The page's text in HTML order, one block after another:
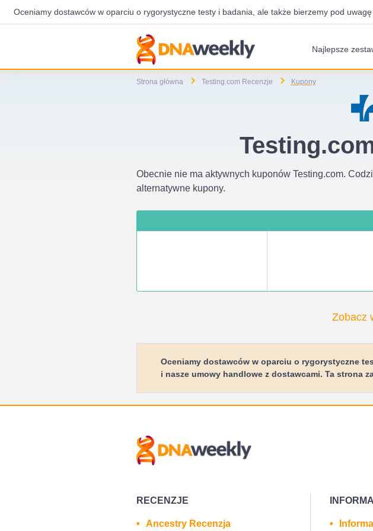
Oceniamy dostawców w oparciu o rygorystyczne testy i badania, ale także bierzemy pod
Najlepsze
Strona główna Testing.com Recenzje Kupony
Obecnie nie ma aktywnych kuponów Testing.com.
alternatywne kupony.
Zobacz
Oceniamy dostawców w oparciu o rygorystyczne
i nasze umowy handlowe z dostawcami. Ta strona
RECENZJE
Ancestry Recenzja